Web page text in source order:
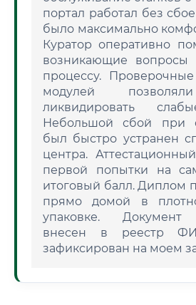
портал работал без
было максимально
Куратор оперативно
возникающие вопросы
процессу.
модулей
ликвидировать
Небольшой сбой при
был быстро устранен
центра.
первой попытки на
итоговый балл. Диплом
прямо домой в
упаковке. Документ
внесен в реестр
зафиксирован на моем